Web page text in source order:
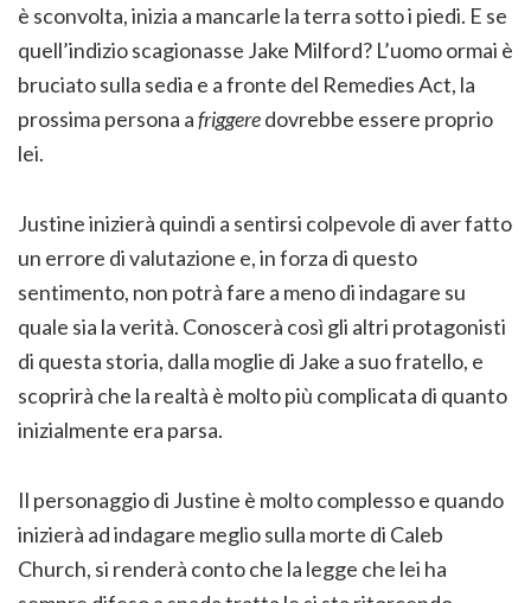
è sconvolta, inizia a mancarle la terra sotto i piedi. E se
quell’indizio scagionasse Jake Milford? L’uomo ormai è
bruciato sulla sedia e a fronte del Remedies Act, la
prossima persona afriggeredovrebbe essere proprio
lei.
Justine inizierà quindi a sentirsi colpevole di aver fatto
un errore di valutazione e, in forza di questo
sentimento, non potrà fare a meno di indagare su
quale sia la verità. Conoscerà così gli altri protagonisti
di questa storia, dalla moglie di Jake a suo fratello, e
scoprirà che la realtà è molto più complicata di quanto
inizialmente era parsa.
Il personaggio di Justine è molto complesso e quando
inizierà ad indagare meglio sulla morte di Caleb
Church, si renderà conto che la legge che lei ha